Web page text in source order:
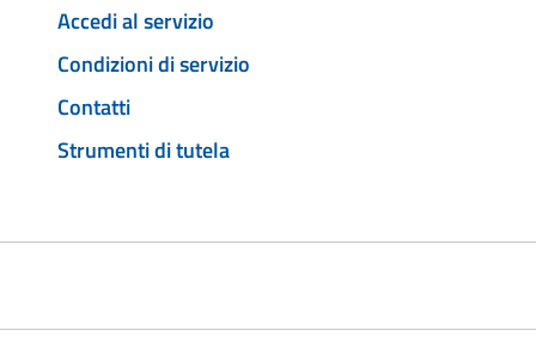
Accedi al servizio
Condizioni di servizio
Contatti
Strumenti di tutela